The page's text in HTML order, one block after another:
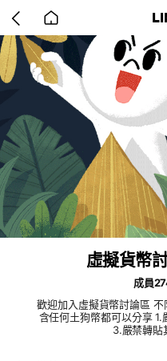
back
to
home
虛擬貨幣
成員
歡迎加入虛擬貨幣討論區
含任何土狗幣都可以分享 1.嚴禁出口成髒 2.任何幣皆給予尊重
3.嚴禁轉貼